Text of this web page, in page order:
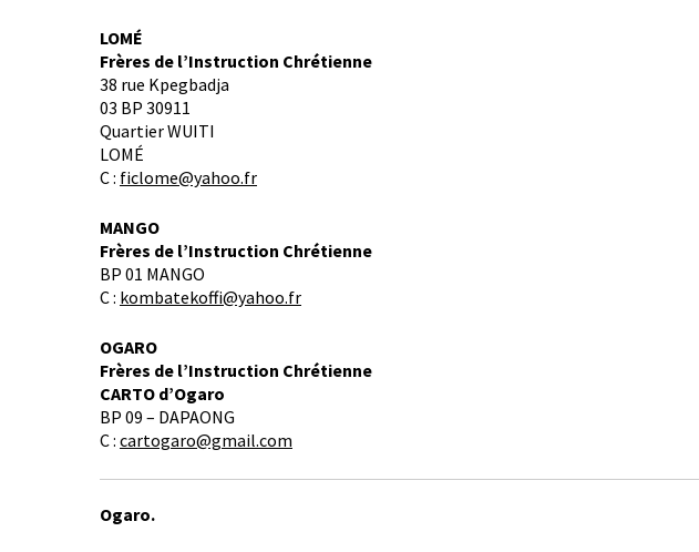
LOMÉ
Frères de l’Instruction Chrétienne
38 rue Kpegbadja
03 BP 30911
Quartier WUITI
LOMÉ
C : ficlome@yahoo.fr
MANGO
Frères de l’Instruction Chrétienne
BP 01 MANGO
C : kombatekoffi@yahoo.fr
OGARO
Frères de l’Instruction Chrétienne
CARTO d’Ogaro
BP 09 – DAPAONG
C : cartogaro@gmail.com
Ogaro.